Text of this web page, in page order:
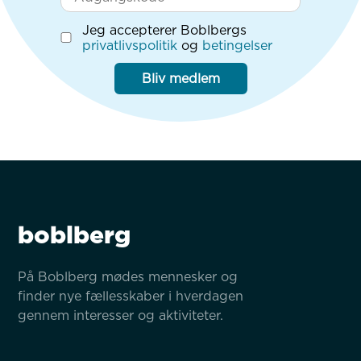
Jeg accepterer Boblbergs
privatlivspolitik og betingelser
Bliv medlem
boblberg
På Boblberg mødes mennesker og
finder nye fællesskaber i hverdagen
gennem interesser og aktiviteter.